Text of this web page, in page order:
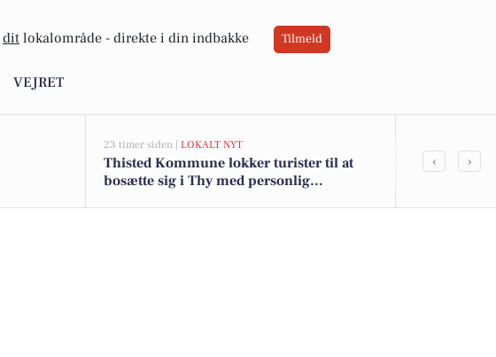
dit lokalområde - direkte i din indbakke Tilmeld
VEJRET
23 timer siden | LOKALT NYT
Thisted Kommune lokker turister til at
bosætte sig i Thy med personlig
Top 6 over
‹ ›